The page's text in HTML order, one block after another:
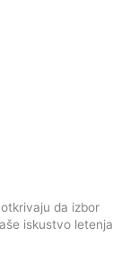
da izbor
iskustvo letenja